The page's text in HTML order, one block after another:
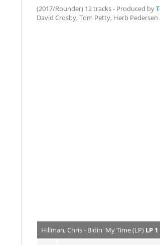
(2017/Rounder) 12 tracks - Produced by
David Crosby, Tom Petty, Herb
Hillman, Chris - Bidin' My Time (LP) LP 1